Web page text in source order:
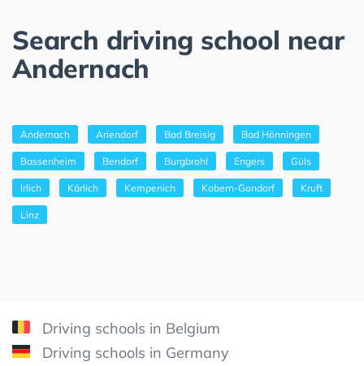
Search driving school near
Andernach
Andernach Ariendorf Bad Breisig Bad Hönningen
Bassenheim Bendorf Burgbrohl Engers Güls
Irlich Kärlich Kempenich Kobern-Gondorf Kruft
Linz
Driving schools in Belgium
Driving schools in Germany